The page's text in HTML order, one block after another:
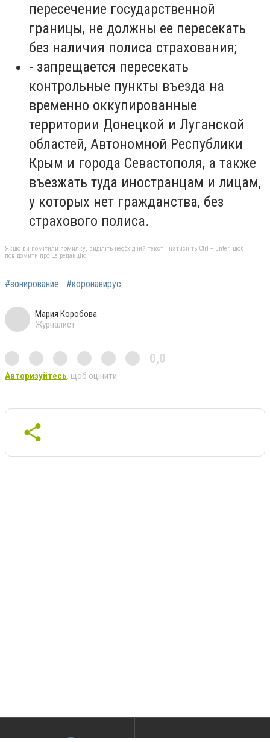
пересечение государственной
границы, не должны ее пересекать
без наличия полиса страхования;
- запрещается пересекать
контрольные пункты въезда на
временно оккупированные
территории Донецкой и Луганской
областей, Автономной Республики
Крым и города Севастополя, а также
въезжать туда иностранцам и лицам,
у которых нет гражданства, без
страхового полиса.
Якщо ви помітили помилку, виділіть необхідний текст і натисніть Ctrl + Enter, щоб
повідомити про це редакцію
#зонирование #коронавирус
Мария Коробова
Журналист
0,0
Авторизуйтесь, щоб оцінити